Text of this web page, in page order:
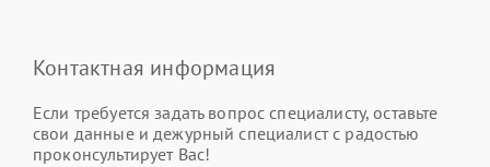
Контактная информация
Если требуется задать вопрос специалисту, оставьте
свои данные и дежурный специалист с радостью
проконсультирует Вас!